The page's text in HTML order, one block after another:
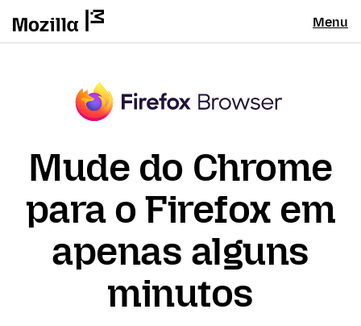
Menu
Mude do Chrome
para o Firefox em
apenas alguns
minutos